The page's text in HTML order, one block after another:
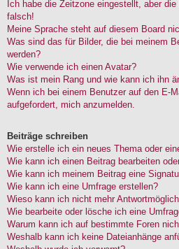
Ich habe die Zeitzone eingestellt, aber
falsch!
Meine Sprache steht auf diesem Board
Was sind das für Bilder, die bei meinem
werden?
Wie verwende ich einen Avatar?
Was ist mein Rang und wie kann ich ihn
Wenn ich bei einem Benutzer auf den E-
aufgefordert, mich anzumelden.
Beiträge schreiben
Wie erstelle ich ein neues Thema oder
Wie kann ich einen Beitrag bearbeiten
Wie kann ich meinem Beitrag eine
Wie kann ich eine Umfrage erstellen?
Wieso kann ich nicht mehr
Wie bearbeite oder lösche ich eine
Warum kann ich auf bestimmte Foren
Weshalb kann ich keine Dateianhänge